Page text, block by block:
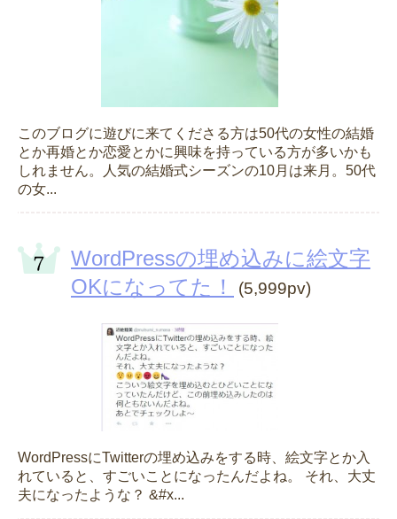
このブログに遊びに来てくださる方は50代の女性の結婚
とか再婚とか恋愛とかに興味を持っている方が多いかも
しれません。人気の結婚式シーズンの10月は来月。50代
の女...
WordPressの埋め込みに絵文字
OKになってた！
(5,999pv)
WordPressにTwitterの埋め込みをする時、絵文字とか入
れていると、すごいことになったんだよね。 それ、大丈
夫になったような？ &#x...